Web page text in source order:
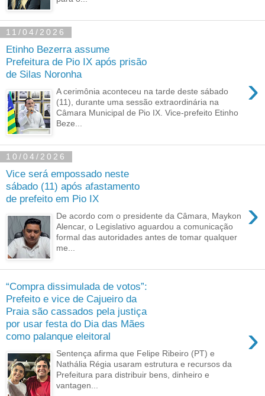
11/04/2026
Etinho Bezerra assume
Prefeitura de Pio IX após prisão
de Silas Noronha
›
A cerimônia aconteceu na tarde deste sábado
(11), durante uma sessão extraordinária na
Câmara Municipal de Pio IX. Vice-prefeito Etinho
Beze...
10/04/2026
Vice será empossado neste
sábado (11) após afastamento
de prefeito em Pio IX
›
De acordo com o presidente da Câmara, Maykon
Alencar, o Legislativo aguardou a comunicação
formal das autoridades antes de tomar qualquer
me...
“Compra dissimulada de votos”:
Prefeito e vice de Cajueiro da
Praia são cassados pela justiça
por usar festa do Dia das Mães
como palanque eleitoral
›
Sentença afirma que Felipe Ribeiro (PT) e
Nathália Régia usaram estrutura e recursos da
Prefeitura para distribuir bens, dinheiro e
vantagen...